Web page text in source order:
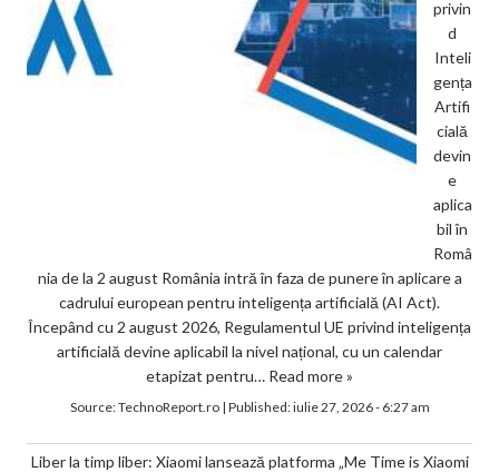
privin
d
Inteli
gența
Artifi
cială
devin
e
aplica
bil în
Româ
nia de la 2 august România intră în faza de punere în aplicare a
cadrului european pentru inteligența artificială (AI Act).
Începând cu 2 august 2026, Regulamentul UE privind inteligența
artificială devine aplicabil la nivel național, cu un calendar
etapizat pentru… Read more »
Source:TechnoReport.ro| Published:iulie 27, 2026 - 6:27 am
Liber la timp liber: Xiaomi lansează platforma „Me Time is Xiaomi